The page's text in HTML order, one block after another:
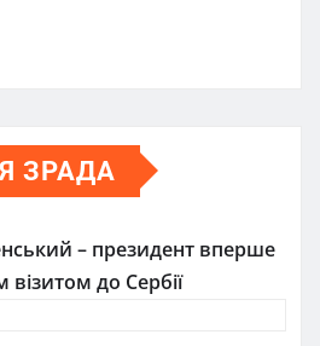
ЗРАДА
– президент вперше
візитом до Сербії